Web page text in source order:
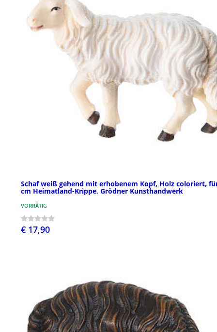
Schaf weiß gehend mit erhobenem Kopf, Holz coloriert,
cm Heimatland-Krippe, Grödner Kunsthandwerk
VORRÄTIG
€ 17,90